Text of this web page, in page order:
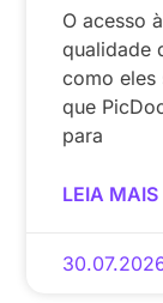
O acesso
qualidade
como eles
que
para
LEIA MAIS